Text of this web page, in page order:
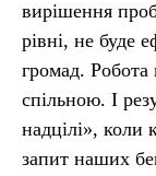
вирішення
рівні, не буде
громад.
спільною. І
надцілі», коли
запит наших